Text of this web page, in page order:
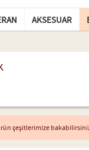
AKSESUAR
çeşitlerimize